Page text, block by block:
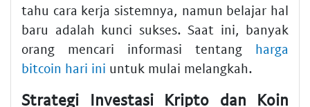
tahu cara kerja sistemnya, namun belajar hal
baru adalah kunci sukses. Saat ini, banyak
orang mencari informasi tentang harga
bitcoin hari ini untuk mulai melangkah.
Strategi Investasi Kripto dan Koin